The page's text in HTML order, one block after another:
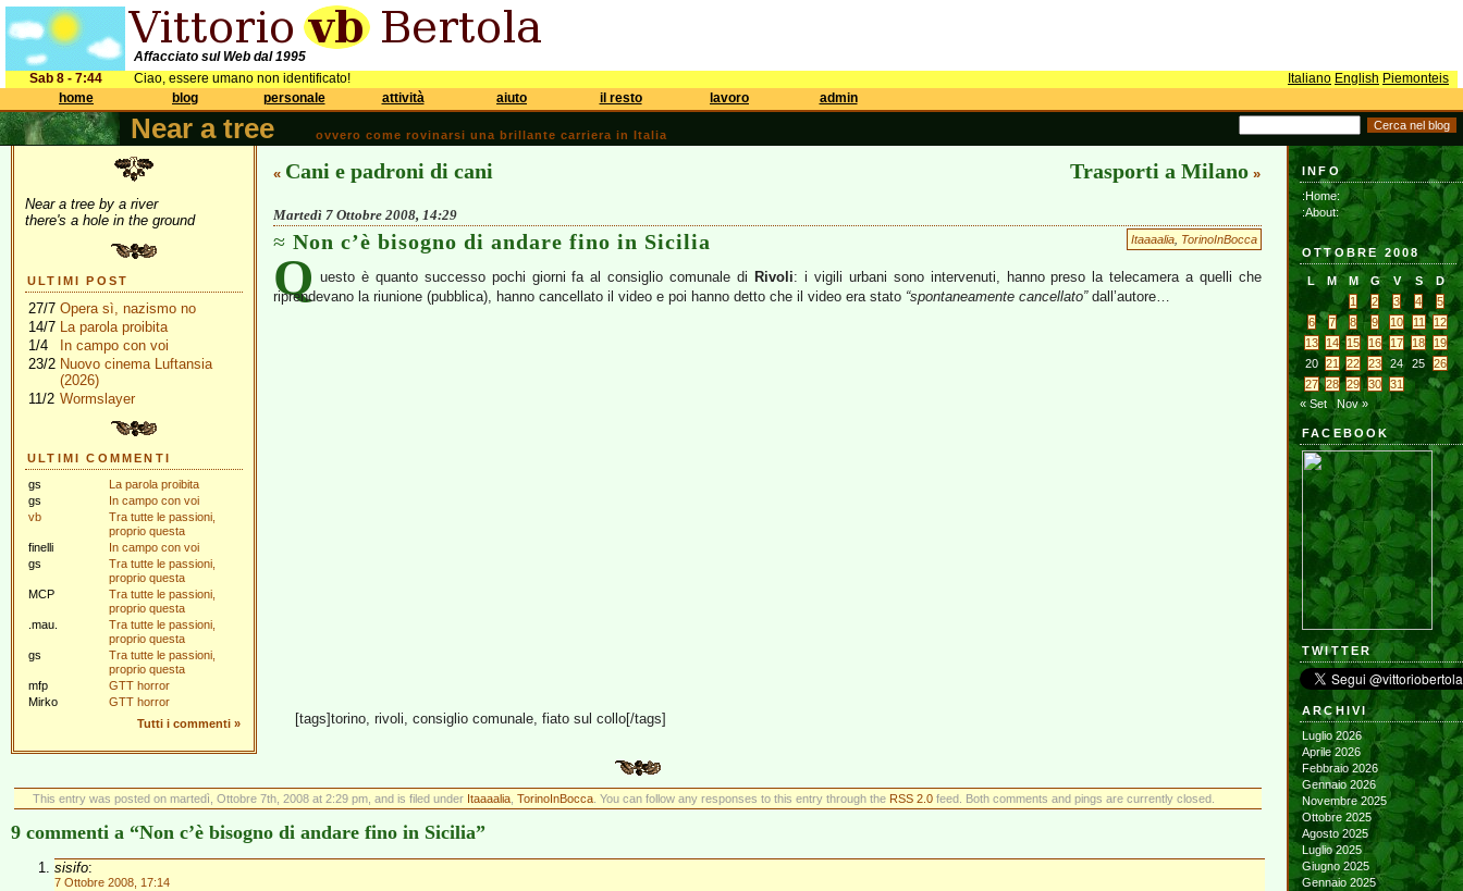
Affacciato sul Web dal 1995
Sab 8 - 7:44
Ciao, essere umano non identificato! Italiano English Piemonteis
home
blog personale attività aiuto il resto lavoro admin
Near a tree ovvero come rovinarsi una brillante carriera in Italia
Near a tree by a river
there's a hole in the ground
ULTIMI POST
27/7 Opera sì, nazismo no
14/7 La parola proibita
1/4
In campo con voi
23/2 Nuovo cinema Luftansia
(2026)
11/2 Wormslayer
ULTIMI COMMENTI
gs
La parola proibita
gs
In campo con voi
vb
Tra tutte le passioni,
proprio questa
finelli
In campo con voi
gs
Tra tutte le passioni,
proprio questa
MCP
Tra tutte le passioni,
proprio questa
.mau.
Tra tutte le passioni,
proprio questa
gs
Tra tutte le passioni,
proprio questa
mfp
GTT horror
Mirko
GTT horror
Tutti i commenti »
« Cani e padroni di cani Trasporti a Milano »
Martedì 7 Ottobre 2008, 14:29
Itaaaalia TorinoInBocca
Non c’è bisogno di andare fino in Sicilia
Q uesto è quanto successo pochi giorni fa al consiglio comunale di Rivoli: i vigili urbani sono intervenuti, hanno preso la telecamera a quelli che
riprendevano la riunione (pubblica), hanno cancellato il video e poi hanno detto che il video era stato “spontaneamente cancellato”dall’autore…
[tags]torino, rivoli, consiglio comunale, fiato sul collo[/tags]
This entry was posted on martedì, Ottobre 7th, 2008 at 2:29 pm, and is filed under Itaaaalia, TorinoInBocca. You can follow any responses to this entry through the RSS 2.0feed. Both comments and pings are currently closed.
9 commenti a “Non c’è bisogno di andare fino in Sicilia”
sisifo:
7 Ottobre 2008, 17:14
INFO
:Home:
:About:
OTTOBRE 2008
L M M G V S
D
1
2 3 4
5
6
7 8 9 10 11
12
13
14 15 16 17 18
19
20
21 22 23 24 25
26
27
28 29 30
31
« Set
Nov »
FACEBOOK
TWITTER
ARCHIVI
Luglio 2026
Aprile 2026
Febbraio 2026
Gennaio 2026
Novembre 2025
Ottobre 2025
Agosto 2025
Luglio 2025
Giugno 2025
Gennaio 2025